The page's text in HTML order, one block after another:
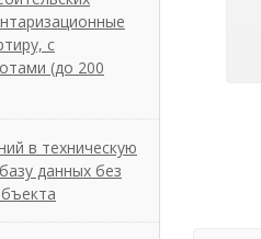
с
(до 200
в техническую
данных без